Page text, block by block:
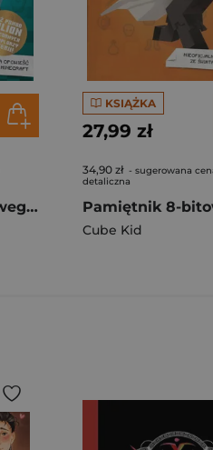
Pamiętnik 8-bitowego (wojownika) poszukiwacza przygód Tom 7
KSIĄŻKA
27,99 zł
34,90 zł - sugerowana
detaliczna
Cube Kid